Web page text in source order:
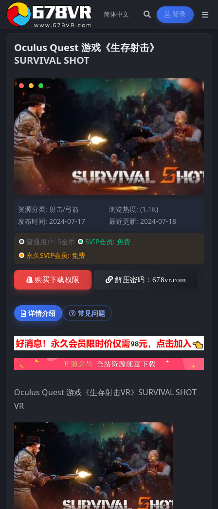
登录
Oculus Quest 游戏《生存射击》
SURVIVAL SHOT
资源分类: 射击/弓箭
浏览热度: (1.1K)
发布时间: 2024-07-17
最近更新: 2024-07-18
普通用户: 5金币 SVIP会员: 免费
永久SVIP会员: 免费
购买下载权限 解压密码：678vr.com
详情介绍 常见问题
Oculus Quest 游戏《生存射击VR》SURVIVAL SHOT
VR